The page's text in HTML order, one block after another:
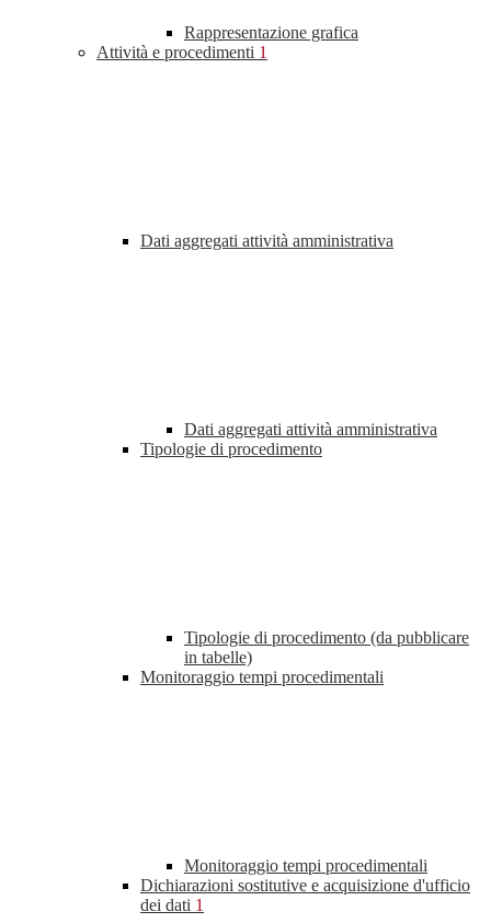
Rappresentazione grafica
Attività e procedimenti 1
Dati aggregati attività amministrativa
Dati aggregati attività amministrativa
Tipologie di procedimento
Tipologie di procedimento (da pubblicare
in tabelle)
Monitoraggio tempi procedimentali
Monitoraggio tempi procedimentali
Dichiarazioni sostitutive e acquisizione d'ufficio
dei dati 1